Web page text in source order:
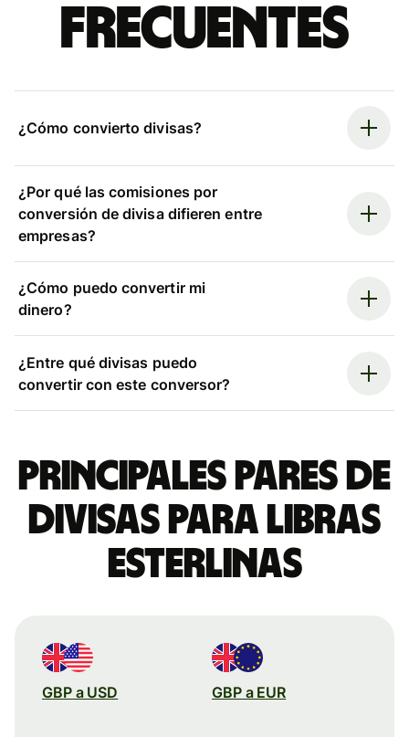
frecuentes
¿Cómo convierto divisas?
¿Por qué las comisiones por
conversión de divisa difieren entre
empresas?
¿Cómo puedo convertir mi
dinero?
¿Entre qué divisas puedo
convertir con este conversor?
Principales pares de
divisas para libras
esterlinas
GBP a USD GBP a EUR